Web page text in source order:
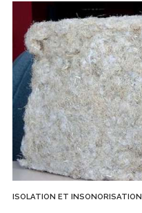
ISOLATION ET INSONORISATION